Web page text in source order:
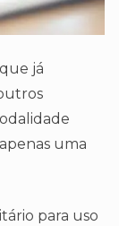
já
uma
para uso